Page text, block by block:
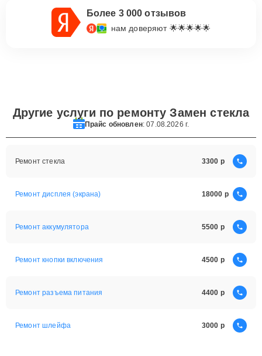
Более 3 000 отзывов
нам доверяют 🌟🌟🌟🌟🌟
Другие услуги по ремонту Замен стекла
Прайс обновлен: 07.08.2026 г.
Ремонт стекла 3300
Ремонт дисплея (экрана) 18000
Ремонт аккумулятора 5500
Ремонт кнопки включения 4500
Ремонт разъема питания 4400
Ремонт шлейфа 3000